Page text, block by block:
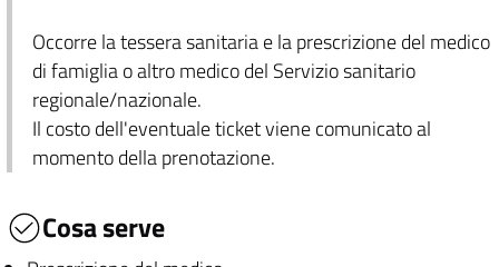
Occorre la tessera sanitaria e la prescrizione del medico
di famiglia o altro medico del Servizio sanitario
regionale/nazionale.
Il costo dell'eventuale ticket viene comunicato al
momento della prenotazione.
Cosa serve